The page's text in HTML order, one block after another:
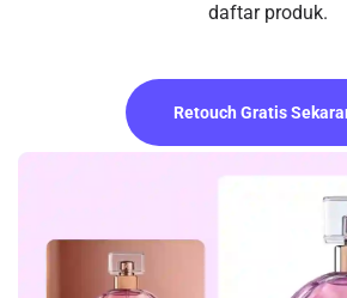
daftar produk.
Retouch Gratis